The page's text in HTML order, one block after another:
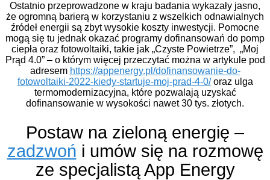
Ostatnio przeprowadzone w kraju badania wykazały jasno,
że ogromną barierą w korzystaniu z wszelkich odnawialnych
źródeł energii są zbyt wysokie koszty inwestycji. Pomocne
mogą się tu jednak okazać programy dofinansowań do pomp
ciepła oraz fotowoltaiki, takie jak „Czyste Powietrze”, „Moj
Prąd 4.0” – o którym więcej przeczytać można w artykule pod
adresem https://appenergy.pl/dofinansowanie-do-
fotowoltaiki-2022-kiedy-startuje-moj-prad-4-0/oraz ulga
termomodernizacyjna, które pozwalają uzyskać
dofinansowanie w wysokości nawet 30 tys. złotych.
Postaw na zieloną energię –
zadzwoń i umów się na rozmowę
ze specjalistą App Energy